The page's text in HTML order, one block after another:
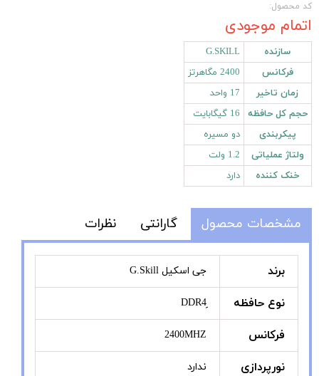
کد محصول:
اتمام موجودی
سازنده
G.SKILL
فرکانس
2400 مگاهرتز
زمان تاخیر
17 واحد
حجم کل حافظه
16 گیگابایت
پیکربندی
دو مسیره
ولتاژ عملیاتی
1.2 ولت
خنک کننده
دارد
مشخصات محصول گارانتی نظرات
برند جی اسکیل G.Skill
نوع حافظه
فرکانس 2400MHZ
نورپردازی ندارد